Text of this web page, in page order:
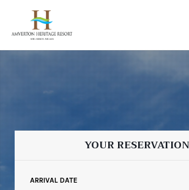
YOUR RESERVATION
ARRIVAL DATE